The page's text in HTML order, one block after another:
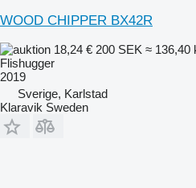
WOOD CHIPPER BX42R
18,24 € 200 SEK ≈ 136,40
Flishugger
2019
Sverige, Karlstad
Klaravik Sweden